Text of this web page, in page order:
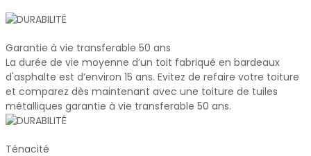
Garantie à vie transferable 50 ans
La durée de vie moyenne d’un toit fabriqué en bardeaux
d'asphalte est d’environ 15 ans. Evitez de refaire votre toiture
et comparez dès maintenant avec une toiture de tuiles
métalliques garantie à vie transferable 50 ans.
Ténacité